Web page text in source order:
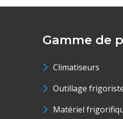
Gamme de
Climatiseurs
Outillage
Matériel